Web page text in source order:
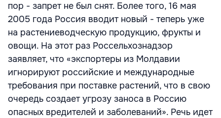
пор - запрет не был снят. Более того, 16 мая
2005 года Россия вводит новый - теперь уже
на растениеводческую продукцию, фрукты и
овощи. На этот раз Россельхознадзор
заявляет, что «экспортеры из Молдавии
игнорируют российские и международные
требования при поставке растений, что в свою
очередь создает угрозу заноса в Россию
опасных вредителей и заболеваний». Речь идет